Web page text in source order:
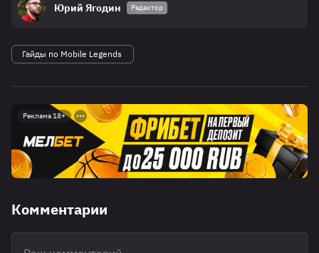
Юрий Ягодин Редактор
Гайды по Mobile Legends
Реклама 18+
Комментарии